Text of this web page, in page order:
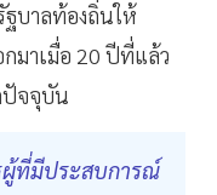
ฐบาลท้องถิ่นให้
มาเมื่อ 20 ปีที่แล้ว
ปัจจุบัน
ผู้ที่มีประสบการณ์